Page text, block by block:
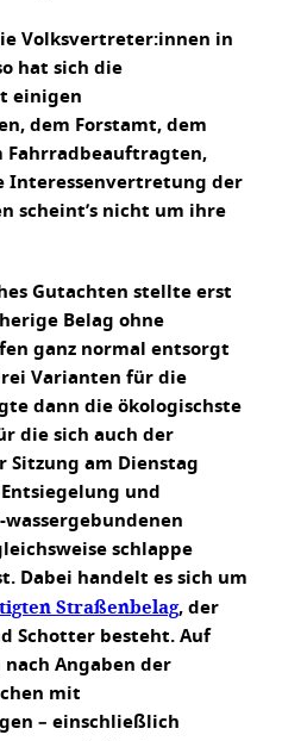
Volksvertreter:innen in
hat sich die
einigen
dem Forstamt, dem
Fahrradbeauftragten,
Interessenvertretung der
scheint’s nicht um ihre
Gutachten stellte erst
Belag ohne
ganz normal entsorgt
Varianten für die
dann die ökologischste
die sich auch der
Sitzung am Dienstag
und
schlappe
Dabei handelt es sich um
Straßenbelag, der
Schotter besteht. Auf
Angaben der
mit
– einschließlich